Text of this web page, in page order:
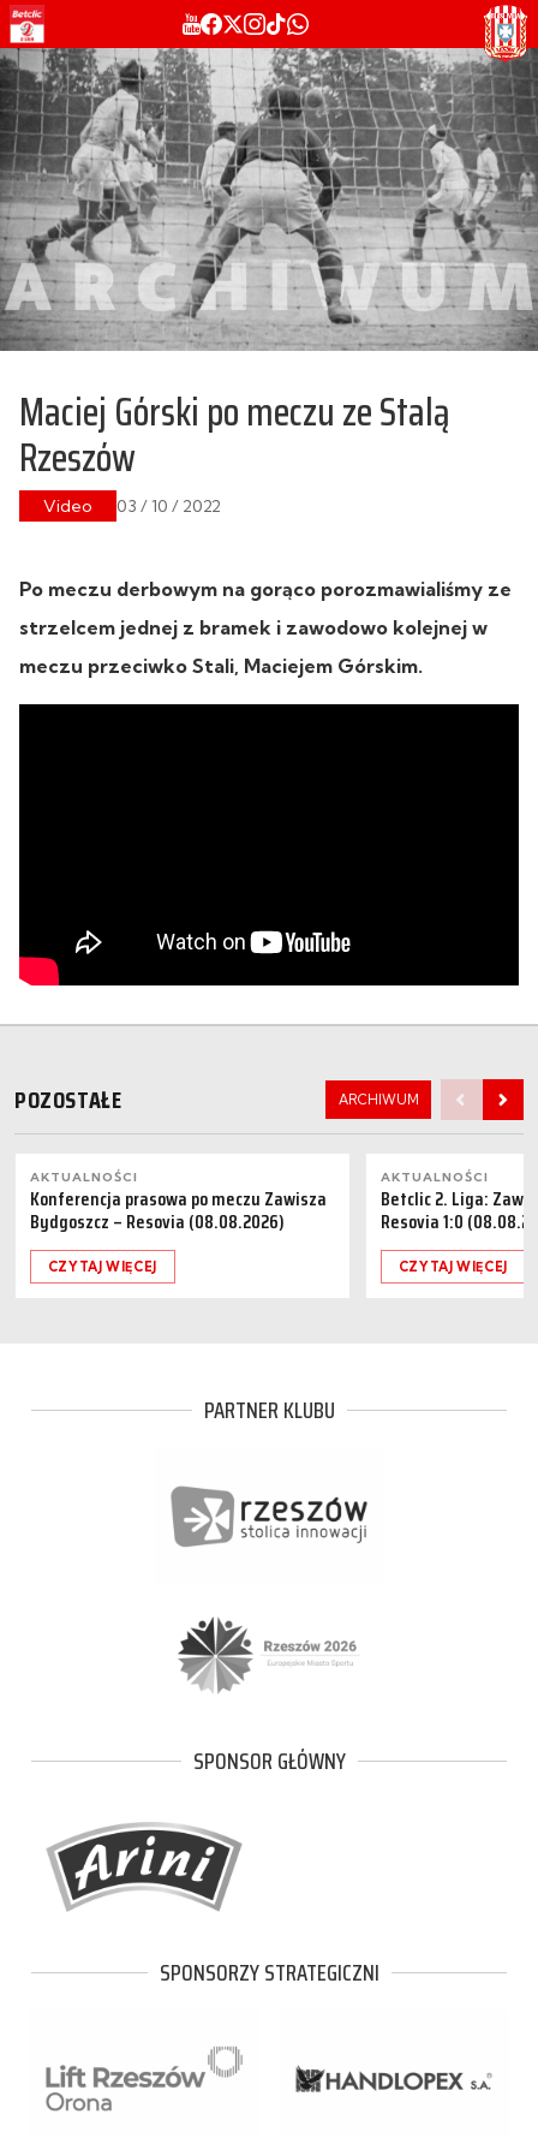
Maciej Górski po meczu ze Stalą
Rzeszów
Video 03 / 10 / 2022
Po meczu derbowym na gorąco porozmawialiśmy ze
strzelcem jednej z bramek i zawodowo kolejnej w
meczu przeciwko Stali, Maciejem Górskim.
POZOSTAŁE ARCHIWUM
AKTUALNOŚCI
Konferencja prasowa po meczu Zawisza
Bydgoszcz – Resovia (08.08.2026)
CZYTAJ WIĘCEJ
AKTUALNOŚCI
Betclic 2. Liga:
Resovia 1:0
CZYTAJ WIĘCEJ
PARTNER KLUBU
SPONSOR GŁÓWNY
SPONSORZY STRATEGICZNI